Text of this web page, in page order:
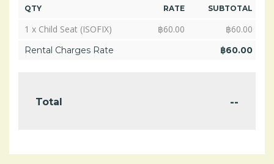
QTY RATE SUBTOTAL
1 x Child Seat (ISOFIX) ฿60.00 ฿60.00
Rental Charges Rate ฿60.00
Total --